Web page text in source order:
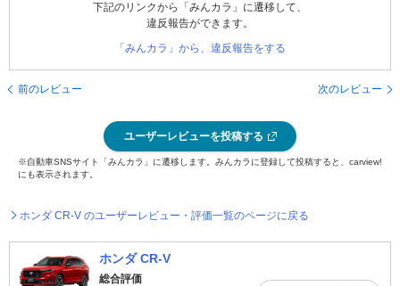
下記のリンクから「みんカラ」に遷移して、
違反報告ができます。
「みんカラ」から、違反報告をする
前のレビュー 次のレビュー
ユーザーレビューを投稿する
※自動車SNSサイト「みんカラ」に遷移します。みんカラに登録して投稿すると、carview!
にも表示されます。
ホンダ CR-V のユーザーレビュー・評価一覧のページに戻る
ホンダ CR-V
総合評価